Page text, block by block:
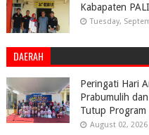
Kabapaten
Tuesday,
DAERAH
Peringati Hari
Prabumulih
Tutup Program
August 02, 2026